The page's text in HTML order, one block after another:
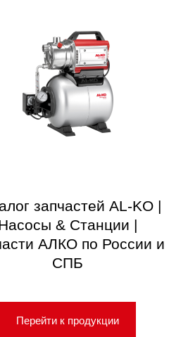
запчастей AL-KO |
& Станции |
АЛКО по России и
СПБ
Перейти к продукции